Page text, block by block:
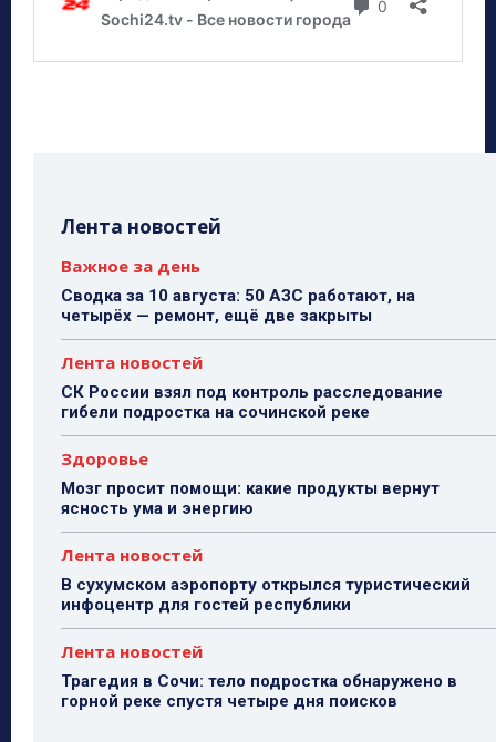
Лента новостей
Важное за день
Сводка за 10 августа: 50 АЗС работают, на
четырёх — ремонт, ещё две закрыты
Лента новостей
СК России взял под контроль расследование
гибели подростка на сочинской реке
Здоровье
Мозг просит помощи: какие продукты вернут
ясность ума и энергию
Лента новостей
В сухумском аэропорту открылся туристический
инфоцентр для гостей республики
Лента новостей
Трагедия в Сочи: тело подростка обнаружено в
горной реке спустя четыре дня поисков